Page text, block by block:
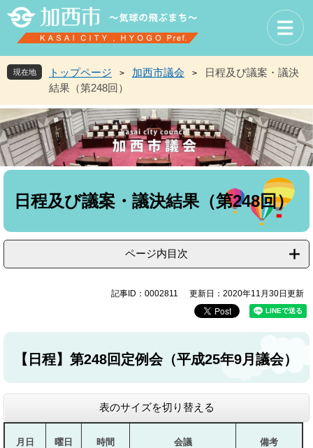
先
頭
す
。
を
飛
し
て
本
文
へ
現在地 トップページ > 加西市議会 >
日程及び議案・議決
結果（第248回）
本
日程及び議案・議決結果（第248回）
ページ内目次
記事ID：0002811 更新日：2020年11月30日更新
【日程】第248回定例会（平成25年9月議会）
表のサイズを切り替える
月日 曜日 時間 会議 備考